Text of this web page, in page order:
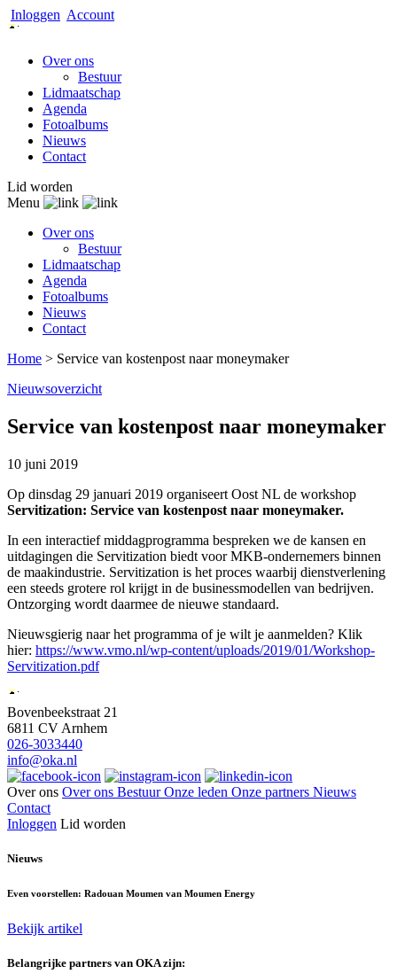
Inloggen Account
Over ons
Bestuur
Lidmaatschap
Agenda
Fotoalbums
Nieuws
Contact
Lid worden
Menu
Over ons
Bestuur
Lidmaatschap
Agenda
Fotoalbums
Nieuws
Contact
Home > Service van kostenpost naar moneymaker
Nieuwsoverzicht
Service van kostenpost naar moneymaker
10 juni 2019
Op dinsdag 29 januari 2019 organiseert Oost NL de workshop
Servitization: Service van kostenpost naar moneymaker.
In een interactief middagprogramma bespreken we de kansen en
uitdagingen die Servitization biedt voor MKB-ondernemers binnen
de maakindustrie. Servitization is het proces waarbij dienstverlening
een steeds grotere rol krijgt in de businessmodellen van bedrijven.
Ontzorging wordt daarmee de nieuwe standaard.
Nieuwsgierig naar het programma of je wilt je aanmelden? Klik
hier: https://www.vmo.nl/wp-content/uploads/2019/01/Workshop-
Servitization.pdf
Bovenbeekstraat 21
6811 CV Arnhem
026-3033440
info@oka.nl
Over ons Over ons BestuurOnze leden Onze partners Nieuws
Contact
Inloggen Lid worden
Nieuws
Even voorstellen: Radouan Moumen van Moumen Energy
Bekijk artikel
Belangrijke partners van OKA zijn: